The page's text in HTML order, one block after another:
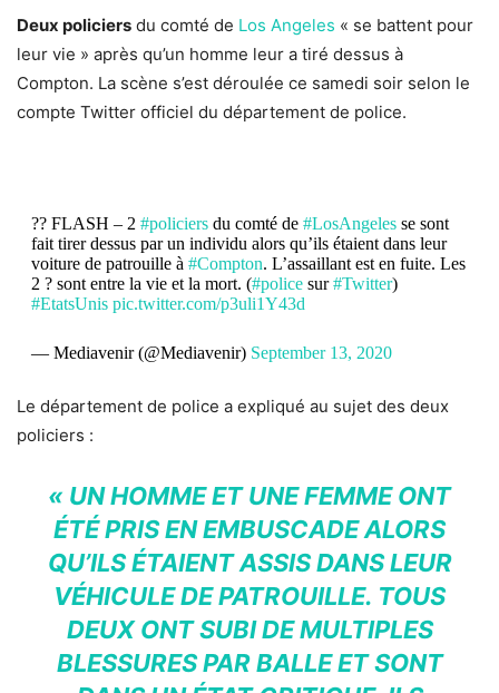
Deux policiers du comté de Los Angeles « se battent pour
leur vie » après qu’un homme leur a tiré dessus à
Compton. La scène s’est déroulée ce samedi soir selon le
compte Twitter officiel du département de police.
?? FLASH – 2 #policiersdu comté de #LosAngelesse sont
fait tirer dessus par un individu alors qu’ils étaient dans leur
voiture de patrouille à #Compton. L’assaillant est en fuite. Les
2 ? sont entre la vie et la mort. (#policesur#Twitter)
#EtatsUnis pic.twitter.com/p3uli1Y43d
— Mediavenir (@Mediavenir) September 13, 2020
Le département de police a expliqué au sujet des deux
policiers :
« UN HOMME ET UNE FEMME ONT
ÉTÉ PRIS EN EMBUSCADE ALORS
QU’ILS ÉTAIENT ASSIS DANS LEUR
VÉHICULE DE PATROUILLE. TOUS
DEUX ONT SUBI DE MULTIPLES
BLESSURES PAR BALLE ET SONT